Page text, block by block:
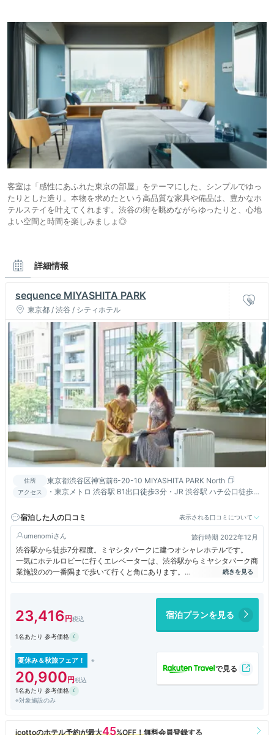
客室は「感性にあふれた東京の部屋」をテーマにした、シンプルでゆっ
たりとした造り。本物を求めたという高品質な家具や備品は、豊かなホ
テルステイを叶えてくれます。渋谷の街を眺めながらゆったりと、心地
よい空間と時間を楽しみましょ◎
詳細情報
sequence MIYASHITA PARK
東京都 / 渋谷 / シティホテル
住所 東京都渋谷区神宮前6-20-10 MIYASHITA PARK North
アクセス
・東京メトロ 渋谷駅 B1出口徒歩3分・JR 渋谷駅 ハチ公口徒歩7
宿泊した人の口コミ
表示される口コミについて
umenomi 旅行時期 2022年12月
渋谷駅から徒歩7分程度。ミヤシタパークに建つオシャレホテルです。
一気にホテルロビーに行くエレベーターは、渋谷駅からミヤシタパーク商
業施設のの一番隅まで歩いて行くと角にあります。
私は商業施設中を通り、パークに上がってカフェから入っていました。
アウト早い方が良かったな…
17時チェックインの際は長蛇の列になりますが、チェックインカウンタ
ーでのセルフチェックインなので、比較的速く列は進みます。
そして、ベッドが低いので圧迫感が無く、狭さはそれ程気になりませんで
した。
オシャレだけど全てがコンパクト。
そして思ったより安っぽい感じ。
便利ではあるけど、このクオリティーならもう少し安くていいホテルはあ
23,416 宿泊プランを見る
1名あたり 参考価格
夏休み＆秋旅フェア！
20,900
1名あたり 参考価格
※対象施設のみ